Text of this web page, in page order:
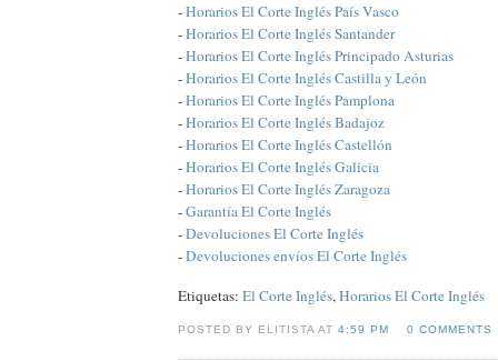
-Horarios El Corte Inglés País Vasco
-Horarios El Corte Inglés Santander
-Horarios El Corte Inglés Principado Asturias
-Horarios El Corte Inglés Castilla y León
-Horarios El Corte Inglés Pamplona
-Horarios El Corte Inglés Badajoz
-Horarios El Corte Inglés Castellón
-Horarios El Corte Inglés Galicia
-Horarios El Corte Inglés Zaragoza
-Garantía El Corte Inglés
-Devoluciones El Corte Inglés
-Devoluciones envíos El Corte Inglés
Etiquetas: El Corte Inglés,Horarios El Corte Inglés
POSTED BY ELITISTA AT4:59 PM 0 COMMENTS